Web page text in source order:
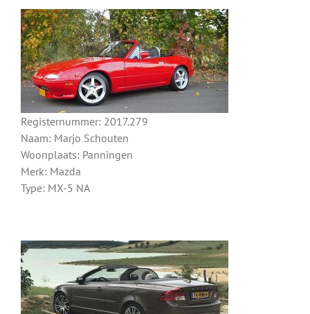
Registernummer: 2017.279
Naam: Marjo Schouten
Woonplaats: Panningen
Merk: Mazda
Type: MX-5 NA